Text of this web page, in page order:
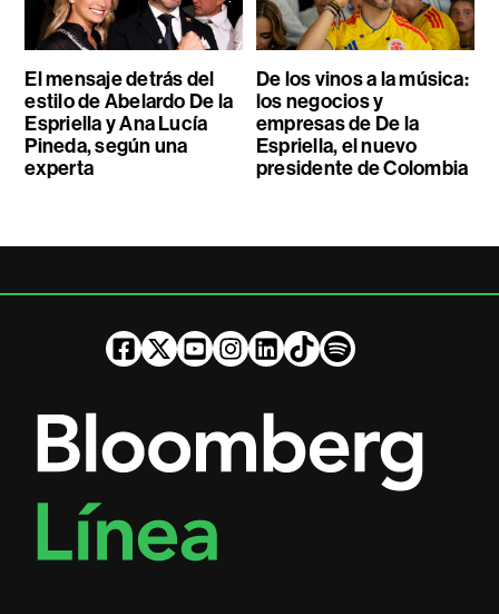
El mensaje detrás del
estilo de Abelardo De la
Espriella y Ana Lucía
Pineda, según una
experta
De los vinos a la música:
los negocios y
empresas de De la
Espriella, el nuevo
presidente de Colombia